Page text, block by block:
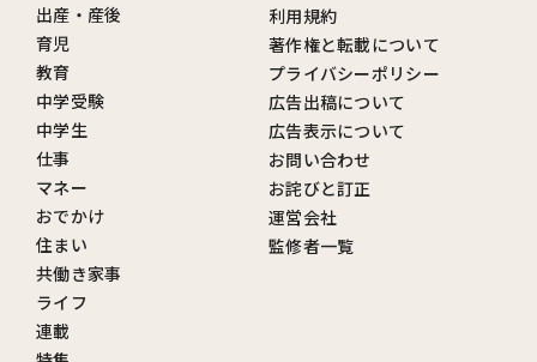
出産・産後
育児
教育
中学受験
中学生
仕事
マネー
おでかけ
住まい
共働き家事
ライフ
連載
利用規約
著作権と転載について
プライバシーポリシー
広告出稿について
広告表示について
お問い合わせ
お詫びと訂正
運営会社
監修者一覧